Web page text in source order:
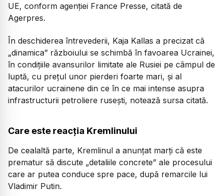
UE, conform agenției France Presse, citată de
Agerpres.
În deschiderea întrevederii, Kaja Kallas a precizat că
„dinamica” războiului se schimbă în favoarea Ucrainei,
în condițiile avansurilor limitate ale Rusiei pe câmpul de
luptă, cu prețul unor pierderi foarte mari, și al
atacurilor ucrainene din ce în ce mai intense asupra
infrastructurii petroliere rusești, notează sursa citată.
Care este reacția Kremlinului
De cealaltă parte, Kremlinul a anunțat marți că este
prematur să discute „detaliile concrete” ale procesului
care ar putea conduce spre pace, după remarcile lui
Vladimir Putin.